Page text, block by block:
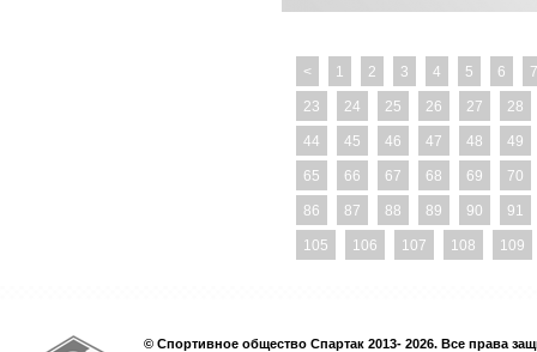
< 1 2 3 4 5 6 7
23 24 25 26 27 28
44 45 46 47 48 49
65 66 67 68 69 70
86 87 88 89 90 91
105 106 107 108 109
© Спортивное общество Спартак 2013- 2026. Все права